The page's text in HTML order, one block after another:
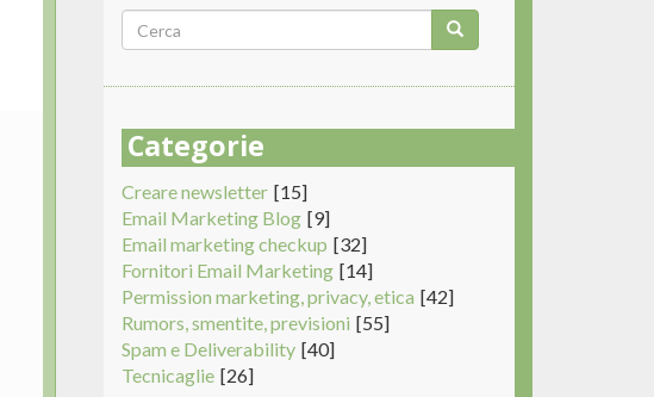
Form
di
ricerca
Categorie
Creare newsletter [15]
Email Marketing Blog [9]
Email marketing checkup [32]
Fornitori Email Marketing [14]
Permission marketing, privacy, etica [42]
Rumors, smentite, previsioni [55]
Spam e Deliverability [40]
Tecnicaglie [26]